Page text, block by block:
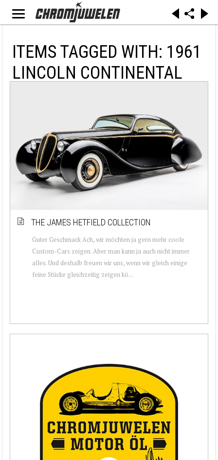
ITEMS TAGGED WITH: 1961
LINCOLN CONTINENTAL
THE JAMES HETFIELD COLLECTION
Guter Geschmack Ach, wir möchten ja gern mehr coole
Custom-Cars zeigen. Aber man kann ja auch nicht immer
alles. Und deshalb freuen wir uns, wenn wir gleich einige
feine Stücke gleichzeitig zeigen kö...